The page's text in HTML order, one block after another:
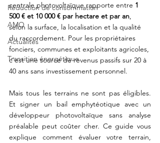
Réduction de consommation
AMO
Actualités
Transition énergétique
centrale photovoltaïque rapporte entre 1
500 € et 10 000 € par hectare et par an,
selon la surface, la localisation et la qualité
du raccordement. Pour les propriétaires
fonciers, communes et exploitants agricoles,
c'est une source de revenus passifs sur 20 à
40 ans sans investissement personnel.
Mais tous les terrains ne sont pas éligibles.
Et signer un bail emphytéotique avec un
développeur photovoltaïque sans analyse
préalable peut coûter cher. Ce guide vous
explique comment évaluer votre terrain,